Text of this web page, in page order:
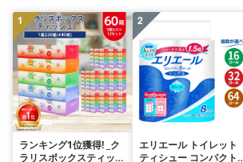
1
ランキング1位獲得! _ク
ラリスボックスティッシ
2
エリエール トイレット
ティシュー コンパクト